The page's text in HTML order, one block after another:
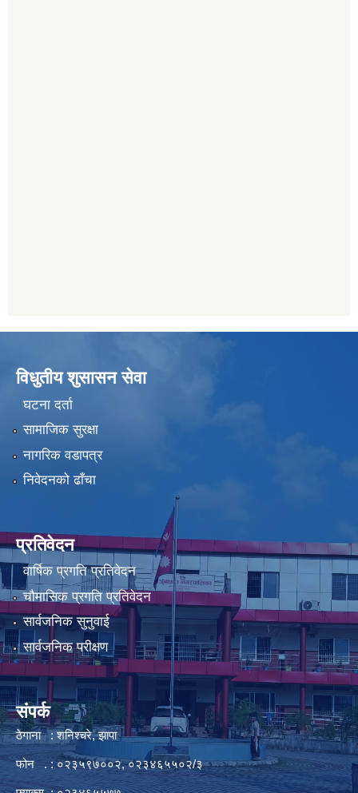
विधुतीय शुसासन सेवा
घटना दर्ता
सामाजिक सुरक्षा
नागरिक वडापत्र
निवेदनको ढाँचा
प्रतिवेदन
वार्षिक प्रगति प्रतिवेदन
चौमासिक प्रगति प्रतिवेदन
सार्वजनिक सुनुवाई
सार्वजनिक परीक्षण
संपर्क
ठेगाना : शनिश्चरे, झापा
फोन . : ०२३५९७००२, ०२३४६५५०२/३